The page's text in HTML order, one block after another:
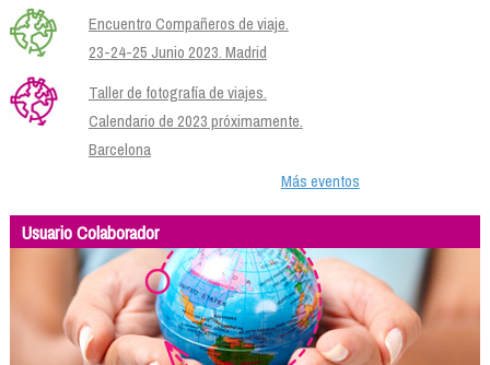
Encuentro Compañeros de viaje.
23-24-25 Junio 2023. Madrid
Taller de fotografía de viajes.
Calendario de 2023 próximamente.
Barcelona
Más eventos
Usuario Colaborador